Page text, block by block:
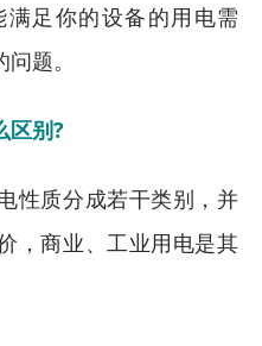
足你的设备的用电需
题。
区别?
性质分成若干类别，并
，商业、工业用电是其